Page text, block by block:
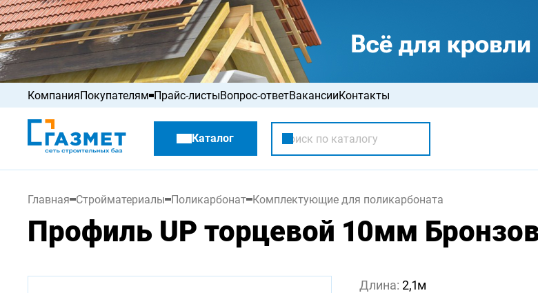
КомпанияПокупателям
Распродажа
Прайс-листыВопрос-ответВакансииКонтакты
Каталог
Главная Стройматериалы Поликарбонат Комплектующие для поликарбоната
Профиль UP торцевой 10мм
Длина: 2,1м